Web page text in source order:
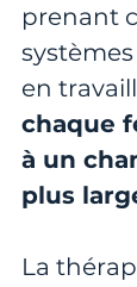
prenant
en
chaque
à un
plus
La